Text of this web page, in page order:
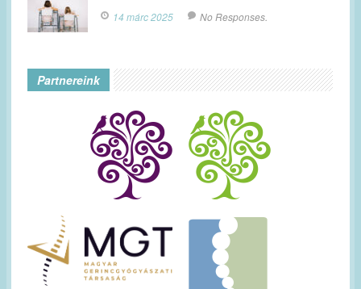
14 márc 2025 No Responses.
Partnereink